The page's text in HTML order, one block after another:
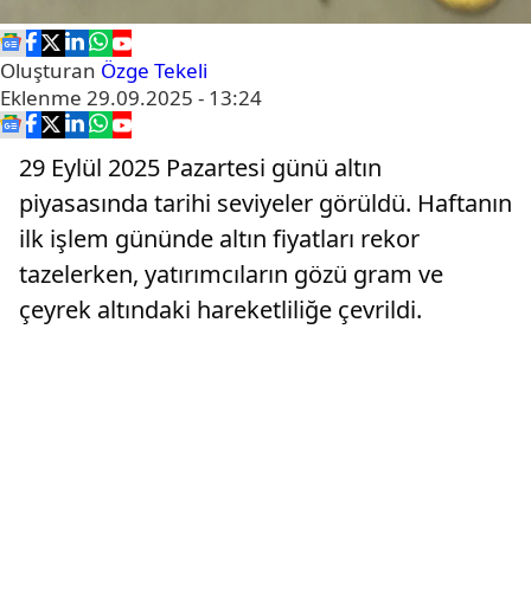
Oluşturan Özge Tekeli
Eklenme 29.09.2025 - 13:24
29 Eylül 2025 Pazartesi günü altın
piyasasında tarihi seviyeler görüldü. Haftanın
ilk işlem gününde altın fiyatları rekor
tazelerken, yatırımcıların gözü gram ve
çeyrek altındaki hareketliliğe çevrildi.